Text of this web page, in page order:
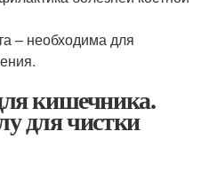
– необходима для
кишечника.
для чистки